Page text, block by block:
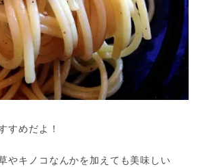
すめだよ！
やキノコなんかを加えても美味しい